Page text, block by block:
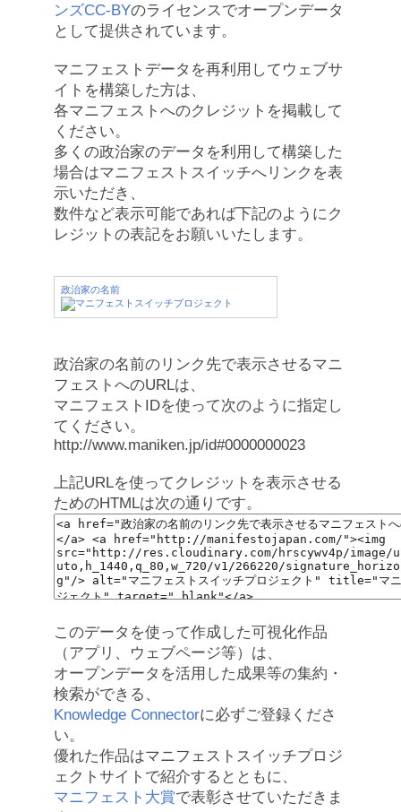
ンズCC-BYのライセンスでオープンデータ
として提供されています。
マニフェストデータを再利用してウェブサ
イトを構築した方は、
各マニフェストへのクレジットを掲載して
ください。
多くの政治家のデータを利用して構築した
場合はマニフェストスイッチへリンクを表
示いただき、
数件など表示可能であれば下記のようにク
レジットの表記をお願いいたします。
政治家の名前
政治家の名前のリンク先で表示させるマニ
フェストへのURLは、
マニフェストIDを使って次のように指定し
てください。
http://www.maniken.jp/id#0000000023
上記URLを使ってクレジットを表示させる
ためのHTMLは次の通りです。
このデータを使って作成した可視化作品
（アプリ、ウェブページ等）は、
オープンデータを活用した成果等の集約・
検索ができる、
Knowledge Connectorに必ずご登録くださ
い。
優れた作品はマニフェストスイッチプロジ
ェクトサイトで紹介するとともに、
マニフェスト大賞で表彰させていただきま